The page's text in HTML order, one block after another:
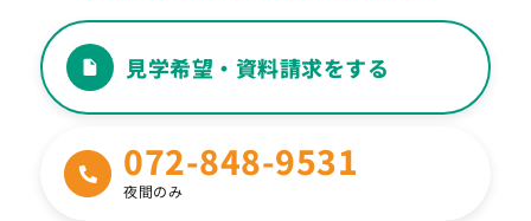
Q 部屋の選択・移動は 可能でしょうか？
Q
現在利用しているケアマネジャーや、訪問
看護・介護などの保険サービスはそのまま
定期的に病院に通うことは可能ですか？
見学希望・資料請求をする
072-848-9531
夜間のみ